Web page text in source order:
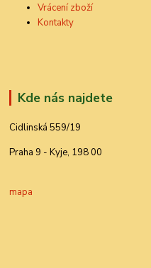
Vrácení zboží
Kontakty
Kde nás najdete
Cidlinská 559/19
Praha 9 - Kyje, 198 00
mapa